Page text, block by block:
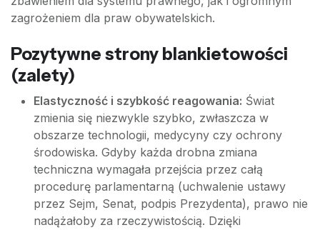
zagrożeniem dla praw obywatelskich.
Pozytywne strony blankietowości
(zalety)
Elastyczność i szybkość reagowania: Świat
zmienia się niezwykle szybko, zwłaszcza w
obszarze technologii, medycyny czy ochrony
środowiska. Gdyby każda drobna zmiana
techniczna wymagała przejścia przez całą
procedurę parlamentarną (uchwalenie ustawy
przez Sejm, Senat, podpis Prezydenta), prawo nie
nadążałoby za rzeczywistością. Dzięki